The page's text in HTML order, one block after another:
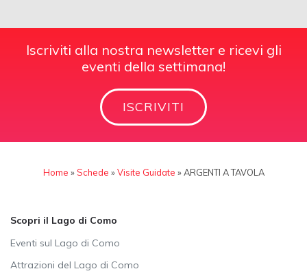
Iscriviti alla nostra newsletter e ricevi gli
eventi della settimana!
ISCRIVITI
Home »Schede »Visite Guidate »ARGENTI A TAVOLA
Scopri il Lago di Como
Eventi sul Lago di Como
Attrazioni del Lago di Como